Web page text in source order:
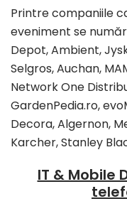
Printre companiile
eveniment se
Depot, Ambient,
Selgros, Auchan,
Network One
GardenPedia.ro,
Decora, Algernon,
Karcher, Stanley
IT & Mobile